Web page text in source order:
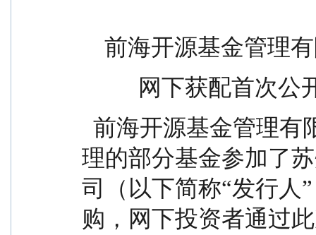
前海开源基金管
网下获配
理的部分基金参加了
司（以下简称“发行人
购，网下投资者通过